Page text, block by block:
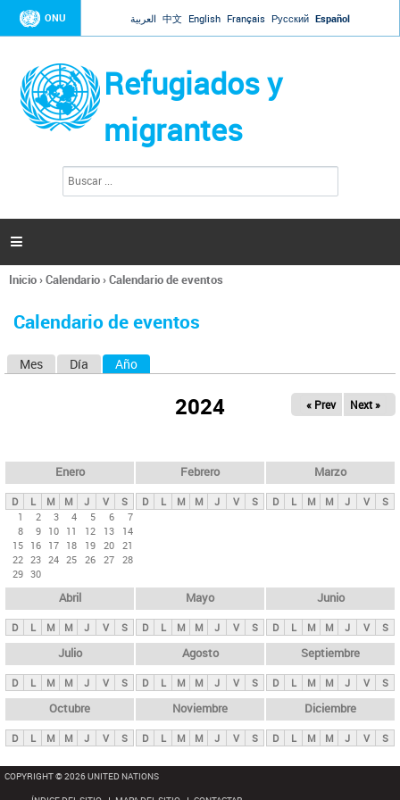
Jump to navigation
ONU العربية 中文 English Français Русский Español
Refugiados y
migrantes
l
d
s

Se
usted
Inicio›Calendario›Calendario de eventos
Calendario de eventos
s
p
n
i
p
a
l
s
Mes Día Año
2024 « Prev Next »
Enero
D L M M J V
S
1
2 3 4 5 6
7
8
9 10 11 12 13
14
15 16 17 18 19 20 21
22 23 24 25 26 27 28
29 30
Febrero
D L M M J V S
Marzo
D L M M J V S
Abril
D L M M J V S
Mayo
D L M M J V S
Junio
D L M M J V S
Julio
D L M M J V S
Agosto
D L M M J V S
Septiembre
D L M M J V S
Octubre
D L M M J V S
Noviembre
D L M M J V S
Diciembre
D L M M J V S
COPYRIGHT © 2026 UNITED NATIONS